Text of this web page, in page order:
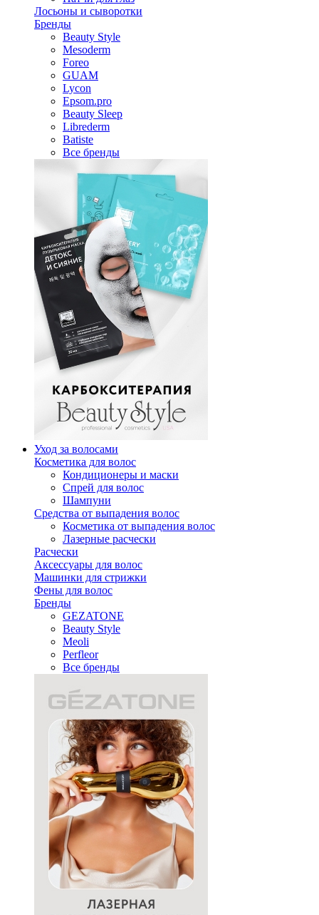
Лосьоны и сыворотки
Бренды
Beauty Style
Mesoderm
Foreo
GUAM
Lycon
Epsom.pro
Beauty Sleep
Librederm
Batiste
Все бренды
Уход за волосами
Косметика для волос
Кондиционеры и маски
Спрей для волос
Шампуни
Средства от выпадения волос
Косметика от выпадения волос
Лазерные расчески
Расчески
Аксессуары для волос
Машинки для стрижки
Фены для волос
Бренды
GEZATONE
Beauty Style
Meoli
Perfleor
Все бренды